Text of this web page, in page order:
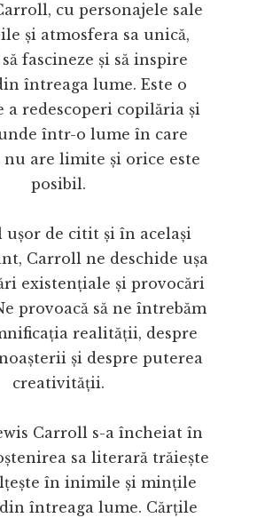
cu personajele sale
și atmosfera sa unică,
fascineze și să inspire
întreaga lume. Este o
a redescoperi copilăria și
într-o lume în care
are limite și orice este
posibil.
ușor de citit și în același
Carroll ne deschide ușa
existențiale și provocări
provoacă să ne întrebăm
realității, despre
și despre puterea
creativității.
Carroll s-a încheiat în
sa literară trăiește
în inimile și mințile
întreaga lume. Cărțile